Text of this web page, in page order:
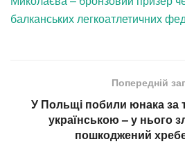
балканських легкоатлетичних
Попередній
У Польщі побили юнака за
українською – у нього
пошкоджений